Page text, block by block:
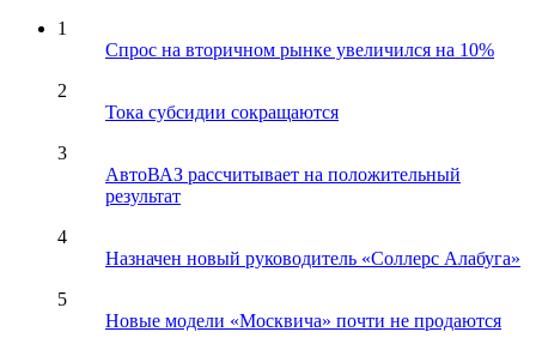
1
Спрос на вторичном рынке увеличился на 10%
2
Тока субсидии сокращаются
3
АвтоВАЗ рассчитывает на положительный
результат
4
Назначен новый руководитель «Соллерс Алабуга»
5
Новые модели «Москвича» почти не продаются